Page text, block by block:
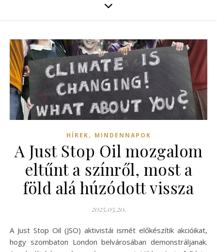
HÍREK, MINDENNAPOK
A Just Stop Oil mozgalom
eltűnt a színről, most a
föld alá húzódott vissza
2025.05.20.
A Just Stop Oil (JSO) aktivistái ismét előkészítik akcióikat,
hogy szombaton London belvárosában demonstráljanak.